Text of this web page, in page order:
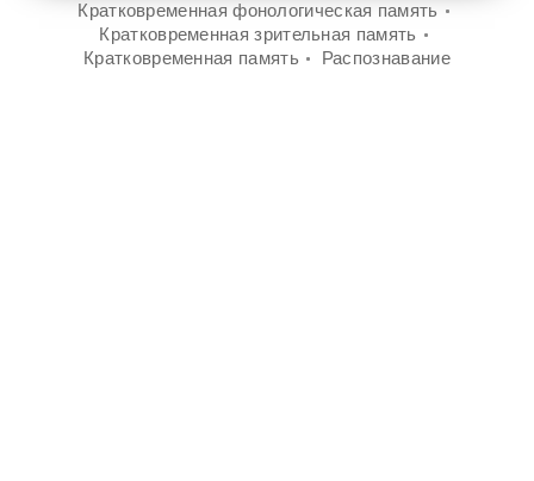
Кратковременная фонологическая память
Кратковременная зрительная память
Кратковременная память
Распознавание